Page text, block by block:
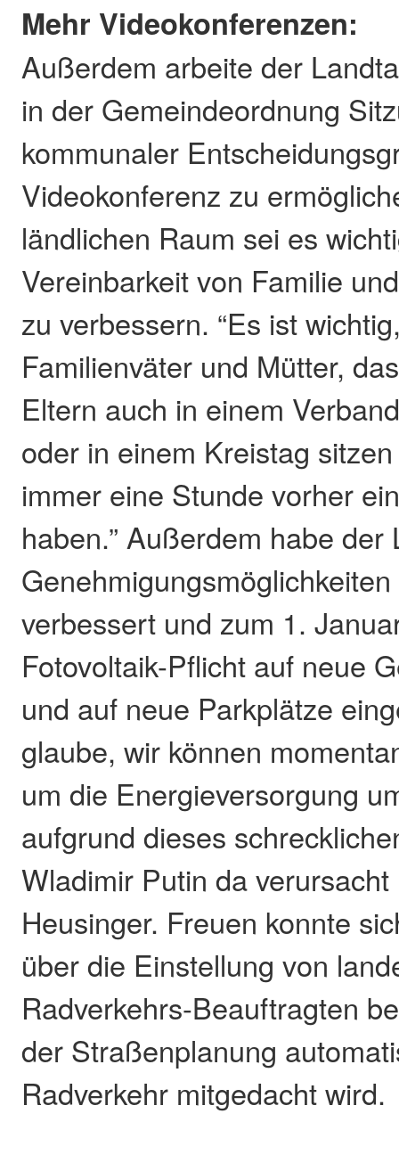
Mehr Videokonferenzen:
Außerdem arbeite der
in der Gemeindeordnung
kommunaler
Videokonferenz zu
ländlichen Raum sei es
Vereinbarkeit von Familie
zu verbessern. “Es ist
Familienväter und Mütter,
Eltern auch in einem
oder in einem Kreistag
immer eine Stunde vorher
haben.” Außerdem habe der
verbessert und zum 1.
Fotovoltaik-Pflicht auf neue
und auf neue Parkplätze
glaube, wir können
um die Energieversorgung
aufgrund dieses
Wladimir Putin da verursacht
Heusinger. Freuen konnte
über die Einstellung von
Radverkehrs-Beauftragten
der Straßenplanung
Radverkehr mitgedacht wird.